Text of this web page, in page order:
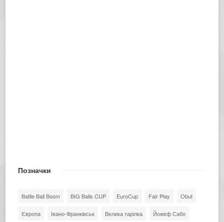
Позначки
Batlle Ball Boom BIG Balls CUP EuroCup Fair Play Obut
Європа Івано-Франківськ Велика тарілка Йожеф Сабо